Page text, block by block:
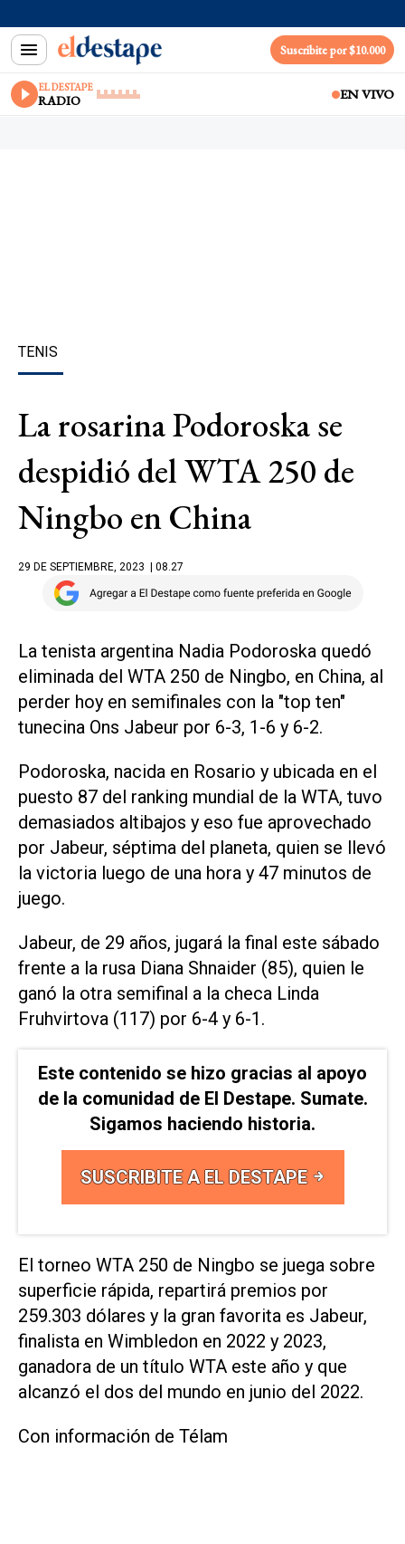
Suscribite por $10.000
EL DESTAPE
RADIO EN VIVO
TENIS
La rosarina Podoroska se
despidió del WTA 250 de
Ningbo en China
29 DE SEPTIEMBRE, 2023 | 08.27
La tenista argentina Nadia Podoroska quedó
eliminada del WTA 250 de Ningbo, en China, al
perder hoy en semifinales con la "top ten"
tunecina Ons Jabeur por 6-3, 1-6 y 6-2.
Podoroska, nacida en Rosario y ubicada en el
puesto 87 del ranking mundial de la WTA, tuvo
demasiados altibajos y eso fue aprovechado
por Jabeur, séptima del planeta, quien se llevó
la victoria luego de una hora y 47 minutos de
juego.
Jabeur, de 29 años, jugará la final este sábado
frente a la rusa Diana Shnaider (85), quien le
ganó la otra semifinal a la checa Linda
Fruhvirtova (117) por 6-4 y 6-1.
Este contenido se hizo gracias al apoyo
de la comunidad de El Destape. Sumate.
Sigamos haciendo historia.
SUSCRIBITE A EL DESTAPE
El torneo WTA 250 de Ningbo se juega sobre
superficie rápida, repartirá premios por
259.303 dólares y la gran favorita es Jabeur,
finalista en Wimbledon en 2022 y 2023,
ganadora de un título WTA este año y que
alcanzó el dos del mundo en junio del 2022.
Con información de Télam